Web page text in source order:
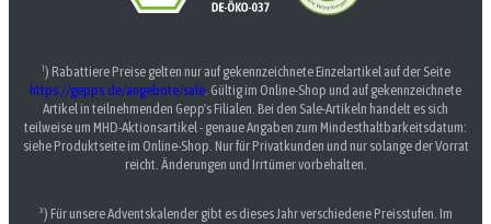
¹) Rabattiere Preise gelten nur auf gekennzeichnete Einzelartikel auf der Seite
https://gepps.de/angebote/sale. Gültig im Online-Shop und auf gekennzeichnete
Artikel in teilnehmenden Gepp's Filialen. Bei den Sale-Artikeln handelt es sich
teilweise um MHD-Aktionsartikel - genaue Angaben zum Mindesthaltbarkeitsdatum:
siehe Produktseite im Online-Shop. Nur für Privatkunden und nur solange der Vorrat
reicht. Änderungen und Irrtümer vorbehalten.
³) Für unsere Adventskalender gibt es dieses Jahr verschiedene Preisstufen. Im